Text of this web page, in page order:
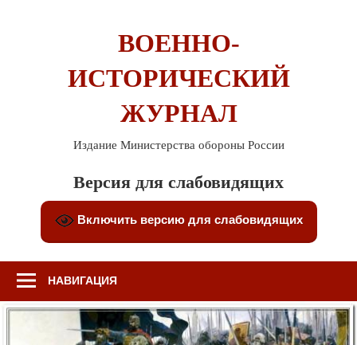
ВОЕННО-
ИСТОРИЧЕСКИЙ
ЖУРНАЛ
Издание Министерства обороны России
Версия для слабовидящих
Включить версию для слабовидящих
НАВИГАЦИЯ